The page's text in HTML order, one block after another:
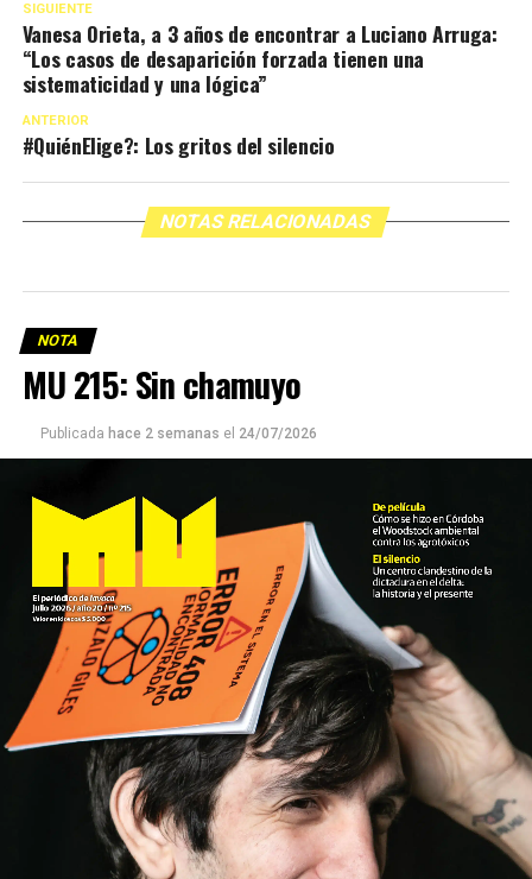
SIGUIENTE
Vanesa Orieta, a 3 años de encontrar a Luciano Arruga:
“Los casos de desaparición forzada tienen una
sistematicidad y una lógica”
ANTERIOR
#QuiénElige?: Los gritos del silencio
NOTAS RELACIONADAS
NOTA
MU 215: Sin chamuyo
Publicada hace 2 semanas el 24/07/2026